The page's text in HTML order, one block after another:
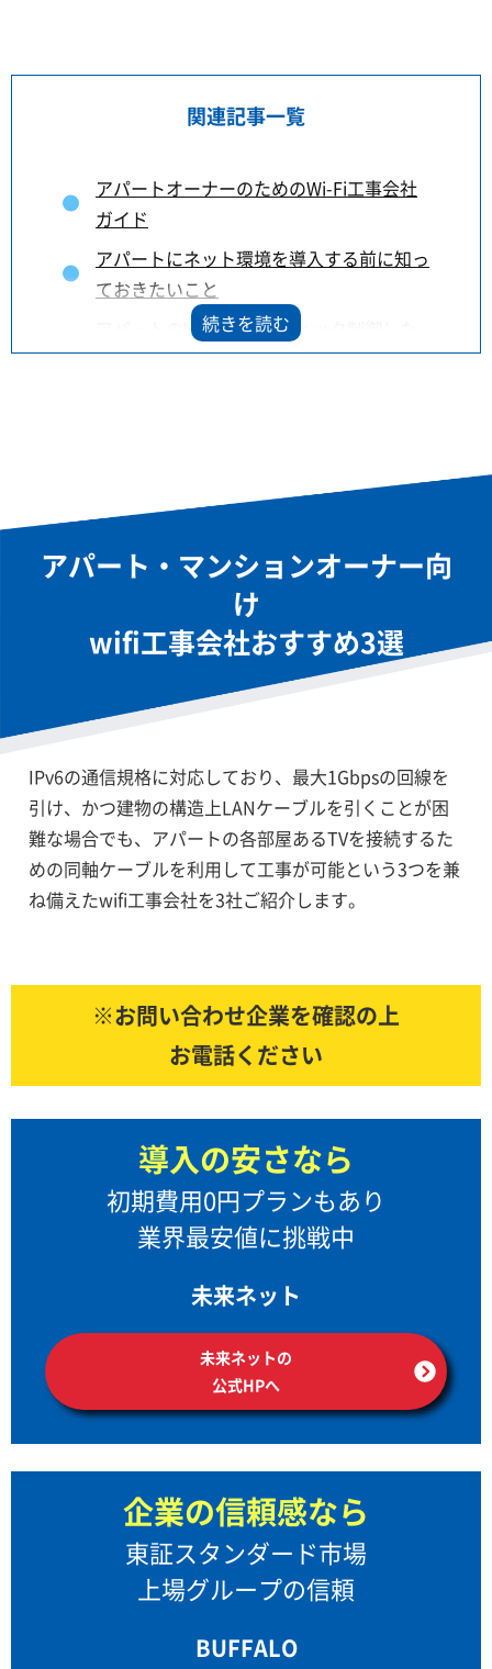
関連記事一覧
アパートオーナーのためのWi-Fi工事会社
ガイド
アパートにネット環境を導入する前に知っ
ておきたいこと
アパートのWi-Fiはトラフィック制御した
ほうがいい？
IPoEとは？
アパートに設置するWi-Fiに中継器は必要
アパート・マンションオーナー向
け
wifi工事会社おすすめ3選
IPv6の通信規格に対応しており、最大1Gbpsの回線を
引け、かつ建物の構造上LANケーブルを引くことが困
難な場合でも、アパートの各部屋あるTVを接続するた
めの同軸ケーブルを利用して工事が可能という3つを兼
ね備えたwifi工事会社を3社ご紹介します。
※お問い合わせ企業を確認の上
お電話ください
導入の安さなら
初期費用0円プランもあり
業界最安値に挑戦中
未来ネット
未来ネットの
公式HPへ
企業の信頼感なら
東証スタンダード市場
上場グループの信頼
BUFFALO